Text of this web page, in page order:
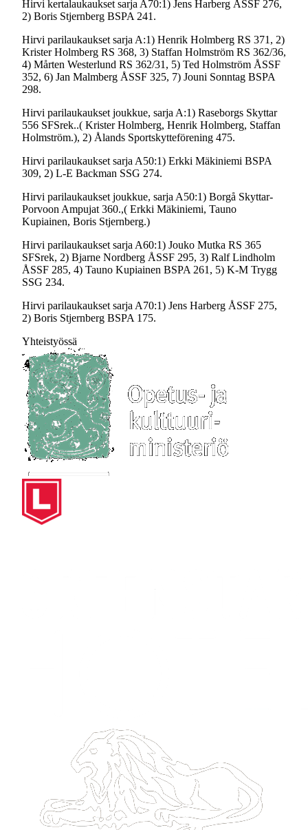
Hirvi kertalaukaukset sarja A70:1) Jens Harberg ÅSSF 276,
2) Boris Stjernberg BSPA 241.
Hirvi parilaukaukset sarja A:1) Henrik Holmberg RS 371, 2)
Krister Holmberg RS 368, 3) Staffan Holmström RS 362/36,
4) Mårten Westerlund RS 362/31, 5) Ted Holmström ÅSSF
352, 6) Jan Malmberg ÅSSF 325, 7) Jouni Sonntag BSPA
298.
Hirvi parilaukaukset joukkue, sarja A:1) Raseborgs Skyttar
556 SFSrek..( Krister Holmberg, Henrik Holmberg, Staffan
Holmström.), 2) Ålands Sportskytteförening 475.
Hirvi parilaukaukset sarja A50:1) Erkki Mäkiniemi BSPA
309, 2) L-E Backman SSG 274.
Hirvi parilaukaukset joukkue, sarja A50:1) Borgå Skyttar-
Porvoon Ampujat 360.,( Erkki Mäkiniemi, Tauno
Kupiainen, Boris Stjernberg.)
Hirvi parilaukaukset sarja A60:1) Jouko Mutka RS 365
SFSrek, 2) Bjarne Nordberg ÅSSF 295, 3) Ralf Lindholm
ÅSSF 285, 4) Tauno Kupiainen BSPA 261, 5) K-M Trygg
SSG 234.
Hirvi parilaukaukset sarja A70:1) Jens Harberg ÅSSF 275,
2) Boris Stjernberg BSPA 175.
Yhteistyössä